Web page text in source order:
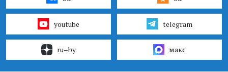
youtube telegram
ru–by макс